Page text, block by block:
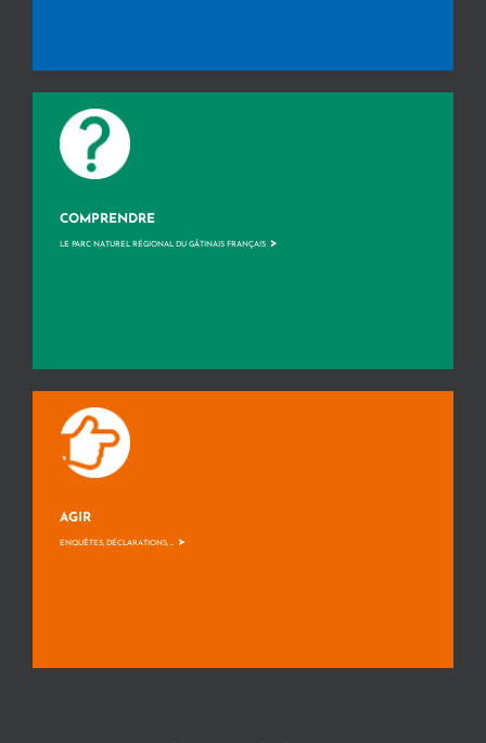
COMPRENDRE
LE PARC NATUREL RÉGIONAL DU GÂTINAIS FRANÇAIS >
AGIR
ENQUÊTES, DÉCLARATIONS, ... >